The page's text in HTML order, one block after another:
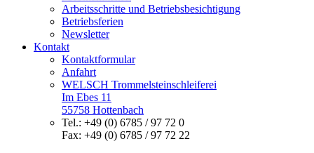
Arbeitsschritte und Betriebsbesichtigung
Betriebsferien
Newsletter
Kontakt
Kontaktformular
Anfahrt
WELSCH Trommelsteinschleiferei
Im Ebes 11
55758 Hottenbach
Tel.: +49 (0) 6785 / 97 72 0
Fax: +49 (0) 6785 / 97 72 22